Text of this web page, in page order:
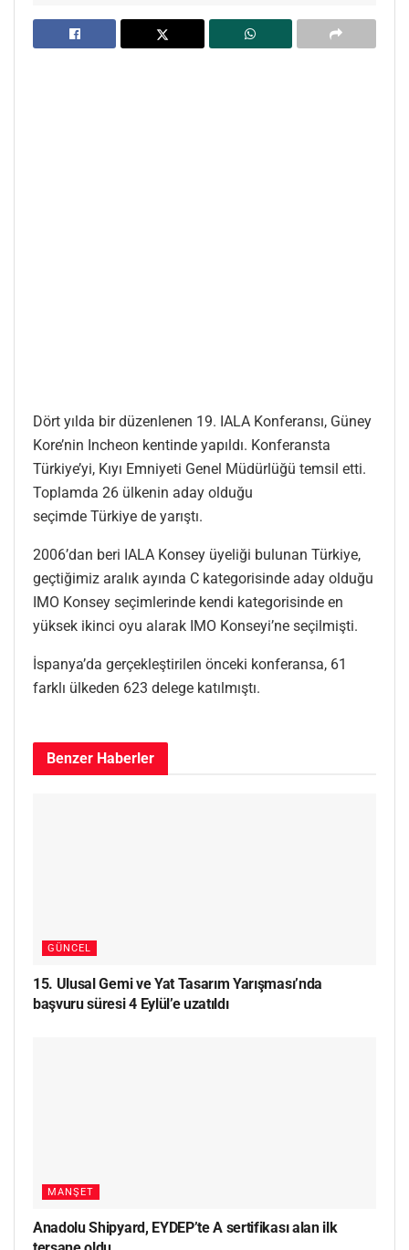
Dört yılda bir düzenlenen 19. IALA Konferansı, Güney
Kore’nin Incheon kentinde yapıldı. Konferansta
Türkiye’yi, Kıyı Emniyeti Genel Müdürlüğü temsil etti.
Toplamda 26 ülkenin aday olduğu
seçimde Türkiye de yarıştı.
2006’dan beri IALA Konsey üyeliği bulunan Türkiye,
geçtiğimiz aralık ayında C kategorisinde aday olduğu
IMO Konsey seçimlerinde kendi kategorisinde en
yüksek ikinci oyu alarak IMO Konseyi’ne seçilmişti.
İspanya’da gerçekleştirilen önceki konferansa, 61
farklı ülkeden 623 delege katılmıştı.
Benzer Haberler
GÜNCEL
15. Ulusal Gemi ve Yat Tasarım Yarışması’nda
başvuru süresi 4 Eylül’e uzatıldı
MANŞET
Anadolu Shipyard, EYDEP’te A sertifikası alan ilk